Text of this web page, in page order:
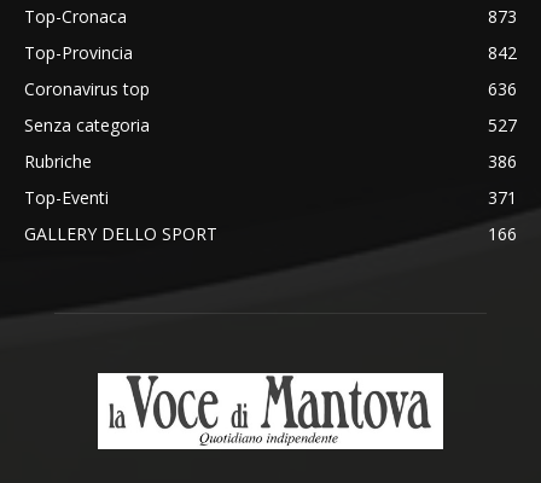
Top-Cronaca
873
Top-Provincia
842
Coronavirus top
636
Senza categoria
527
Rubriche
386
Top-Eventi
371
GALLERY DELLO SPORT
166